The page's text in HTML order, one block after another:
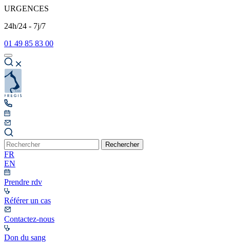
URGENCES
24h/24 - 7j/7
01 49 85 83 00
Rechercher
FR
EN
Prendre rdv
Référer un cas
Contactez-nous
Don du sang